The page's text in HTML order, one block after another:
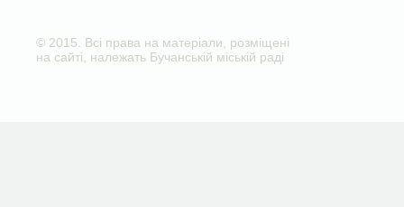
© 2015. Всі права на матеріали, розміщені
на сайті, належать Бучанській міській раді